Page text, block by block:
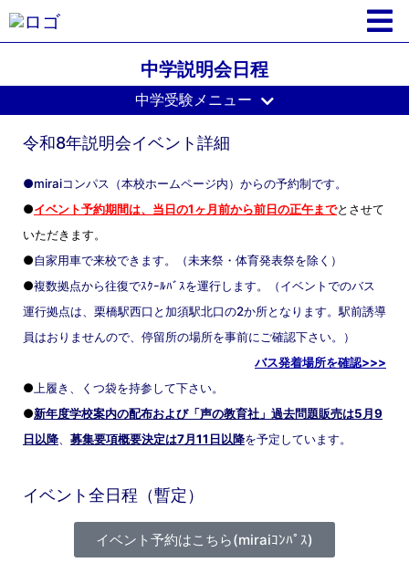
中学説明会日程
中学受験メニュー
令和8年説明会イベント詳細
●miraiコンパス（本校ホームページ内）からの予約制です。
●イベント予約期間は、当日の1ヶ月前から前日の正午までとさせて
いただきます。
●自家用車で来校できます。（未来祭・体育発表祭を除く）
●複数拠点から往復でｽｸｰﾙﾊﾞｽを運行します。（イベントでのバス
運行拠点は、栗橋駅西口と加須駅北口の2か所となります。 駅前誘導
員はおりませんので、停留所の場所を事前にご確認下さい。）
バス発着場所を確認>>>
● 上履き、くつ袋を持参して下さい。
●新年度学校案内の配布および「声の教育社」過去問題販売は5月9
日以降 募集要項概要決定は7月11日以降を予定しています。
イベント全日程（暫定）
イベント予約はこちら(miraiｺﾝﾊﾟｽ)